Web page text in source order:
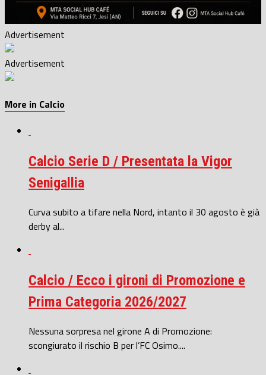
Advertisement
Advertisement
More in Calcio
Calcio Serie D / Presentata la Vigor
Senigallia
Curva subito a tifare nella Nord, intanto il 30 agosto è già
derby al...
Calcio / Ecco i gironi di Promozione e
Prima Categoria 2026/2027
Nessuna sorpresa nel girone A di Promozione:
scongiurato il rischio B per l’FC Osimo....